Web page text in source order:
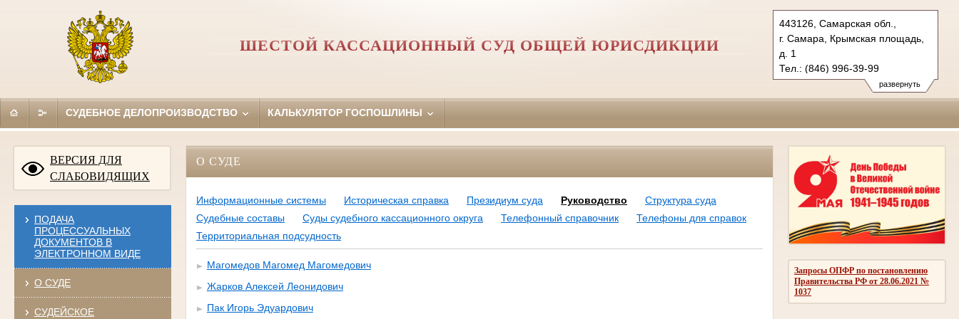
развернуть
443126, Самарская обл.,
г. Самара, Крымская площадь,
д. 1
Тел.: (846) 996-39-99
6kas@sudrf.ru
схема проезда
ШЕСТОЙ КАССАЦИОННЫЙ СУД ОБЩЕЙ ЮРИСДИКЦИИ
СУДЕБНОЕ ДЕЛОПРОИЗВОДСТВО КАЛЬКУЛЯТОР ГОСПОШЛИНЫ
ВЕРСИЯ ДЛЯ
СЛАБОВИДЯЩИХ
ПОДАЧА
ПРОЦЕССУАЛЬНЫХ
ДОКУМЕНТОВ В
ЭЛЕКТРОННОМ ВИДЕ
О СУДЕ
СУДЕЙСКОЕ
Запросы ОПФР по постановлению
Правительства РФ от 28.06.2021 №
1037
О СУДЕ
Информационные системы Историческая справка Президиум суда Руководство
Структура суда
Судебные составы
Суды судебного кассационного округа Телефонный справочник
Телефоны для справок
Территориальная подсудность
Магомедов Магомед Магомедович
Жарков Алексей Леонидович
Пак Игорь Эдуардович